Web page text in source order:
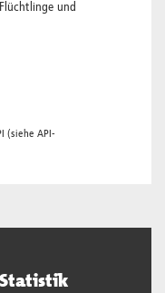
und
(siehe API-